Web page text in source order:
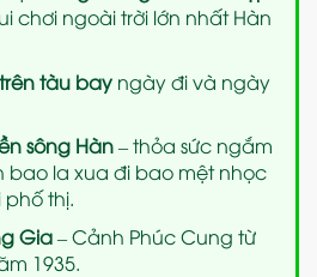
chơi ngoài trời lớn nhất Hàn
tàu bayngày đi và ngày
sông Hàn– thỏa sức ngắm
bao la xua đi bao mệt nhọc
thị.
Gia– Cảnh Phúc Cung từ
1935.